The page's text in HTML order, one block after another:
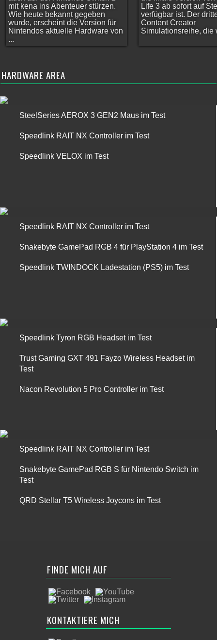
mit kena ins Abenteuer stürzen.
Wie heute bekannt gegeben
wurde, erscheint die Version für
Nintendos aktuelle Hardware von
...
Life 3 ab sofort auf
verfügbar ist. Der
Content Creator
Simulationsreihe, die
HARDWARE AREA
SteelSeries AEROX 3 GEN2 Maus im Test
Speedlink RAIT NX Controller im Test
Speedlink VELOX im Test
Speedlink RAIT NX Controller im Test
Snakebyte GamePad RGB 4 für PlayStation 4 im Test
Speedlink TWINDOCK Ladestation (PS5) im Test
Speedlink Tyron RGB Headset im Test
Trust Gaming GXT 491 Fayzo Wireless Headset im
Test
Nacon Revolution 5 Pro Controller im Test
Speedlink RAIT NX Controller im Test
Snakebyte GamePad RGB S für Nintendo Switch im
Test
QRD Stellar T5 Wireless Joycons im Test
FINDE MICH AUF
KONTAKTIERE MICH